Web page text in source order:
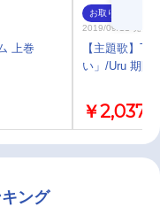
上巻
お取り寄せ
2019/09/11 発売
【主題歌】
い」/Uru 期間
￥2,037
ング